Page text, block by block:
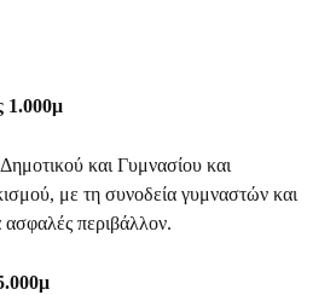
1.000μ
και Γυμνασίου και
με τη συνοδεία γυμναστών και
περιβάλλον.